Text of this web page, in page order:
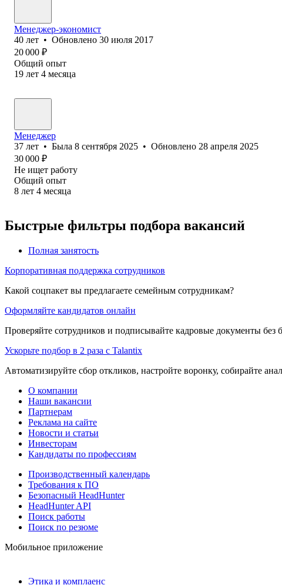
Менеджер-экономист
40 лет • Обновлено 30 июля 2017
20 000 ₽
Общий опыт
19 лет 4 месяца
Менеджер
37 лет • Была 8 сентября 2025 • Обновлено 28 апреля 2025
30 000 ₽
Не ищет работу
Общий опыт
8 лет 4 месяца
Быстрые фильтры подбора вакансий
Полная занятость
Корпоративная поддержка сотрудников
Какой соцпакет вы предлагаете семейным сотрудникам?
Оформляйте кандидатов онлайн
Проверяйте сотрудников и подписывайте кадровые документы без
Ускорьте подбор в 2 раза с Talantix
Автоматизируйте сбор откликов, настройте воронку, собирайте
О компании
Наши вакансии
Партнерам
Реклама на сайте
Новости и статьи
Инвесторам
Кандидаты по профессиям
Производственный календарь
Требования к ПО
Безопасный HeadHunter
HeadHunter API
Поиск работы
Поиск по резюме
Мобильное приложение
Этика и комплаенс